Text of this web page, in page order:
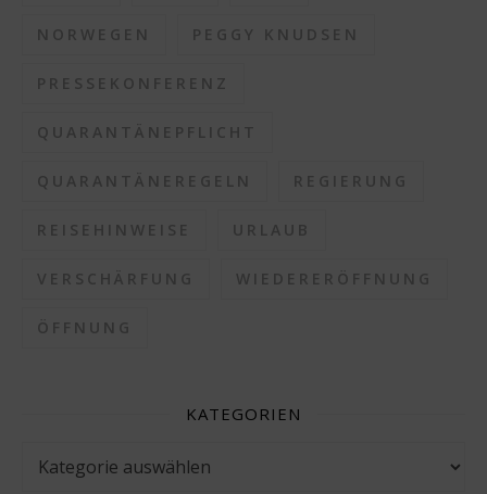
NORWEGEN PEGGY KNUDSEN
PRESSEKONFERENZ
QUARANTÄNEPFLICHT
QUARANTÄNEREGELN REGIERUNG
REISEHINWEISE URLAUB
VERSCHÄRFUNG WIEDERERÖFFNUNG
ÖFFNUNG
KATEGORIEN